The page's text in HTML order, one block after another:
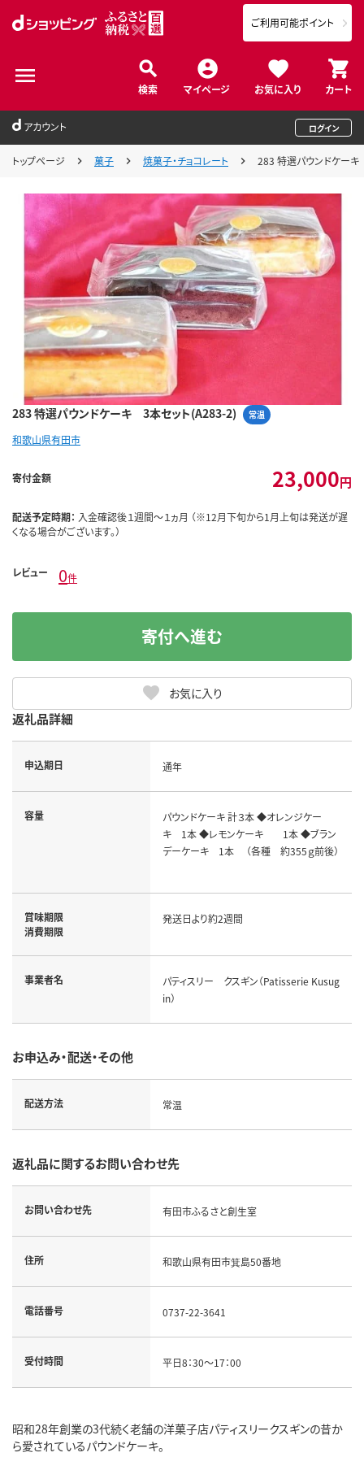
検索 マイページ お気に入り カート
ご利用可能ポイント
アカウント ログイン
トップページ 菓子 焼菓子・チョコレート 283 特選パウンドケー
283 特選パウンドケーキ 3本セット(A283-2) 常温
和歌山県有田市
寄付金額 23,000円
配送予定時期： 入金確認後１週間～１ヵ月 （※12月下旬から1月上旬は発送が遅
くなる場合がございます。）
レビュー 0件
お気に入り
寄付へ進む
返礼品詳細
申込期日 通年
容量
パウンドケーキ 計３本 ◆オレンジケー
キ 1本 ◆レモンケーキ 1本 ◆ブラン
デーケーキ 1本 （各種 約355ｇ前後）
賞味期限
消費期限
発送日より約2週間
事業者名
パティスリー クスギン（Patisserie Kusug
in）
お申込み・配送・その他
配送方法 常温
返礼品に関するお問い合わせ先
お問い合わせ先 有田市ふるさと創生室
住所 和歌山県有田市箕島50番地
電話番号 0737-22-3641
受付時間 平日8：30～17：00
昭和28年創業の3代続く老舗の洋菓子店パティスリークスギンの昔か
ら愛されているパウンドケーキ。